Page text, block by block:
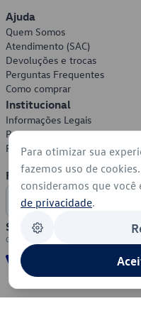
Ajuda
Quem Somos
Atendimento (SAC)
Devoluções e trocas
Perguntas Frequentes
Como comprar
Institucional
Informações Legais
Política de Privacidade
Política de Cookies
Formas de Pagamento
Segurança
Para otimizar sua
fazemos uso de
consideramos que você
de privacidade.